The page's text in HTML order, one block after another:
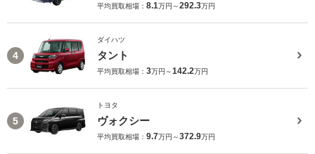
平均買取相場： 8.1万円～292.3万円
4
ダイハツ
タント
平均買取相場： 3万円～142.2万円
5
トヨタ
ヴォクシー
平均買取相場： 9.7万円～372.9万円